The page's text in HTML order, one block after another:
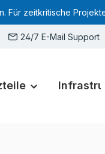
Für zeitkritische
24/7 E-Mail Support